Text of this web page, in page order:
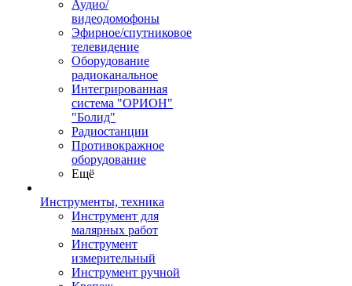
Аудио/
видеодомофоны
Эфирное/спутниковое
телевидение
Оборудование
радиоканальное
Интегрированная
система "ОРИОН"
"Болид"
Радиостанции
Противокражное
оборудование
Ещё
Инструменты, техника
Инструмент для
малярных работ
Инструмент
измерительный
Инструмент ручной